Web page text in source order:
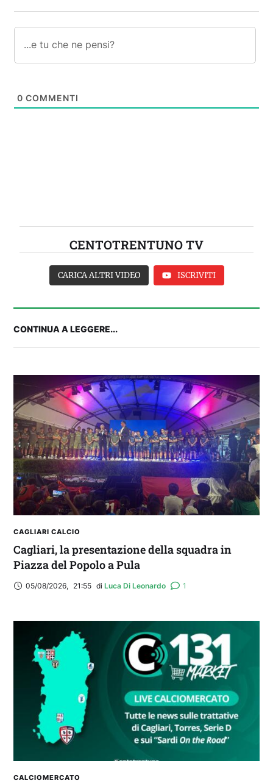
0 COMMENTI
CENTOTRENTUNO TV
IL CAGLIARI SI PRESENTA A PULA: SEGUI LA
DIRETTA
CARICA ALTRI VIDEO ISCRIVITI
CONTINUA A LEGGERE...
CAGLIARI CALCIO
Cagliari, la presentazione della squadra in
Piazza del Popolo a Pula
05/08/2026, 21:55 di Luca Di Leonardo 1
CALCIOMERCATO